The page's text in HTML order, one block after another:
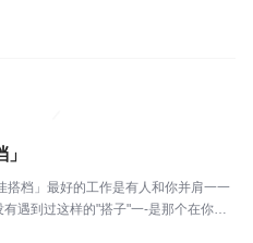
搭档」最好的工作是有人和你并肩一一
遇到过这样的"搭子"一-是那个在你加